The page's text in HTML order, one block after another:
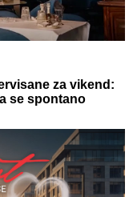
za vikend:
se spontano